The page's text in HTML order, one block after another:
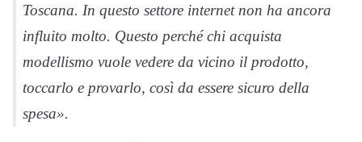
Toscana. In questo settore internet non ha ancora
influito molto. Questo perché chi acquista
modellismo vuole vedere da vicino il prodotto,
toccarlo e provarlo, così da essere sicuro della
spesa».